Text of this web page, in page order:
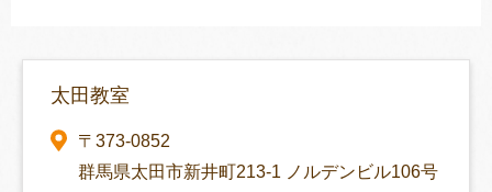
太田教室
〒373-0852
群馬県太田市新井町213-1 ノルデンビル106号